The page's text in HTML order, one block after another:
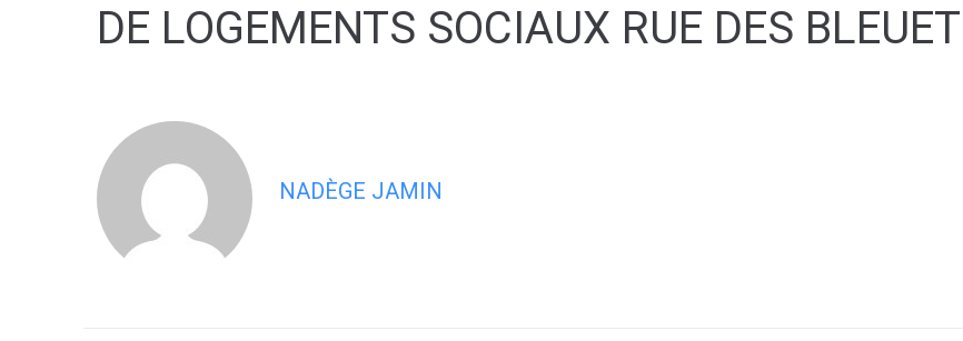
DE LOGEMENTS SOCIAUX RUE DES
NADÈGE JAMIN